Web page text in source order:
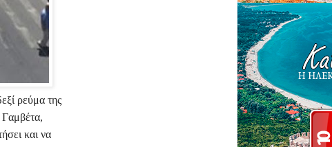
ρεύμα της
και να